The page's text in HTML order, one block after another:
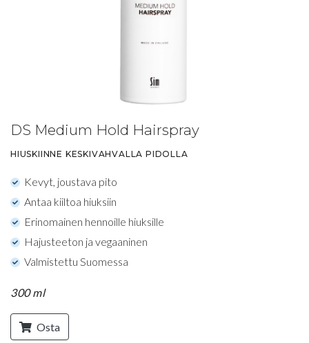
DS Medium Hold Hairspray
HIUSKIINNE KESKIVAHVALLA PIDOLLA
Kevyt, joustava pito
Antaa kiiltoa hiuksiin
Erinomainen hennoille hiuksille
Hajusteeton ja vegaaninen
Valmistettu Suomessa
300 ml
Osta